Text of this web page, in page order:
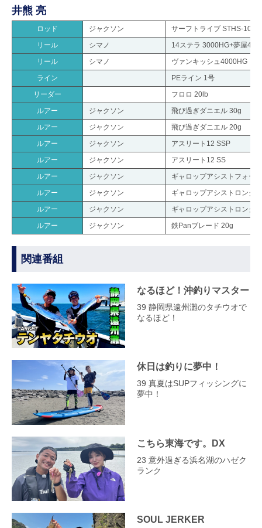
井熊 亮
ロッド ジャクソン
サーフトライブ STHS-
リール
シマノ
14ステラ 3000HG+夢屋
リール
シマノ
ヴァンキッシュ4000HG
ライン
PEライン 1号
リーダー
フロロ 20lb
ルアー
ジャクソン
飛び過ぎダニエル 30g
ルアー
ジャクソン
飛び過ぎダニエル 20g
ルアー
ジャクソン
アスリート12 SSP
ルアー
ジャクソン
アスリート12 SS
ルアー
ジャクソン
ギャロップアシストフォー
ルアー
ジャクソン
ギャロップアシストロング
ルアー
ジャクソン
ギャロップアシストロング
ルアー
ジャクソン 鉄Panブレード 20g
関連番組
なるほど！沖釣りマスター
39 静岡県遠州灘のタチウオで
なるほど！
休日は釣りに夢中！
39 真夏はSUPフィッシングに
夢中！
こちら東海です。DX
23 意外過ぎる浜名湖のハゼク
ランク
SOUL JERKER